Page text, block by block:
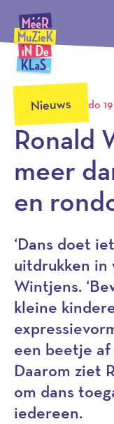
Méér Muziek in de
Nieuws do
Ronald
meer
en
‘Dans doet
uitdrukken in
Wintjens.
kleine
een beetje af
Daarom ziet
om dans
iedereen.